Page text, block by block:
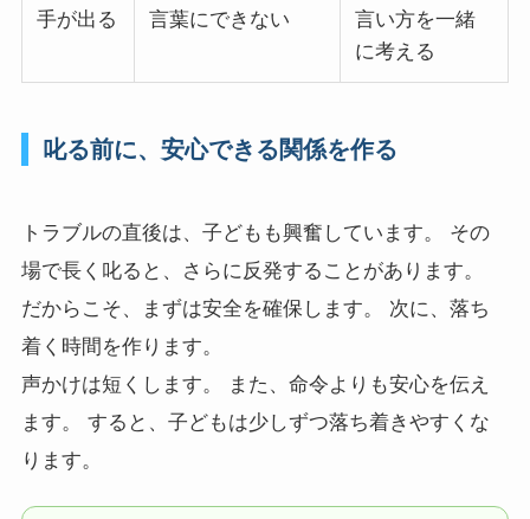
手が出る 言葉にできない
言い方を一緒
に考える
叱る前に、安心できる関係を作る
トラブルの直後は、子どもも興奮しています。 その
場で長く叱ると、さらに反発することがあります。
だからこそ、まずは安全を確保します。 次に、落ち
着く時間を作ります。
声かけは短くします。 また、命令よりも安心を伝え
ます。 すると、子どもは少しずつ落ち着きやすくな
ります。